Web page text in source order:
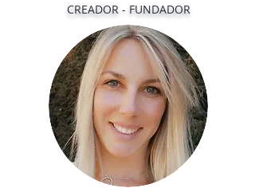
CREADOR - FUNDADOR